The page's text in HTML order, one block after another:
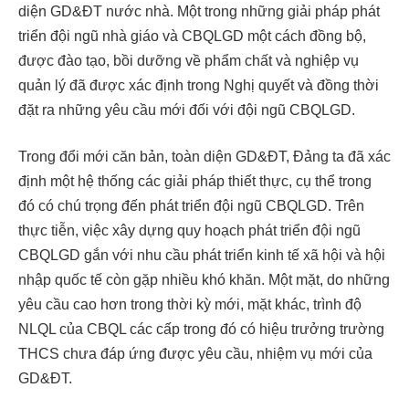
diện GD&ĐT nước nhà. Một trong những giải pháp phát
triển đội ngũ nhà giáo và CBQLGD một cách đồng bộ,
được đào tạo, bồi dưỡng về phẩm chất và nghiệp vụ
quản lý đã được xác định trong Nghị quyết và đồng thời
đặt ra những yêu cầu mới đối với đội ngũ CBQLGD.
Trong đổi mới căn bản, toàn diện GD&ĐT, Đảng ta đã xác
định một hệ thống các giải pháp thiết thực, cụ thể trong
đó có chú trọng đến phát triển đội ngũ CBQLGD. Trên
thực tiễn, việc xây dựng quy hoạch phát triển đội ngũ
CBQLGD gắn với nhu cầu phát triển kinh tế xã hội và hội
nhập quốc tế còn gặp nhiều khó khăn. Một mặt, do những
yêu cầu cao hơn trong thời kỳ mới, mặt khác, trình độ
NLQL của CBQL các cấp trong đó có hiệu trưởng trường
THCS chưa đáp ứng được yêu cầu, nhiệm vụ mới của
GD&ĐT.